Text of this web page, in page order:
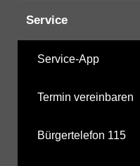
Service
Service-App
Termin vereinbaren
Bürgertelefon 115